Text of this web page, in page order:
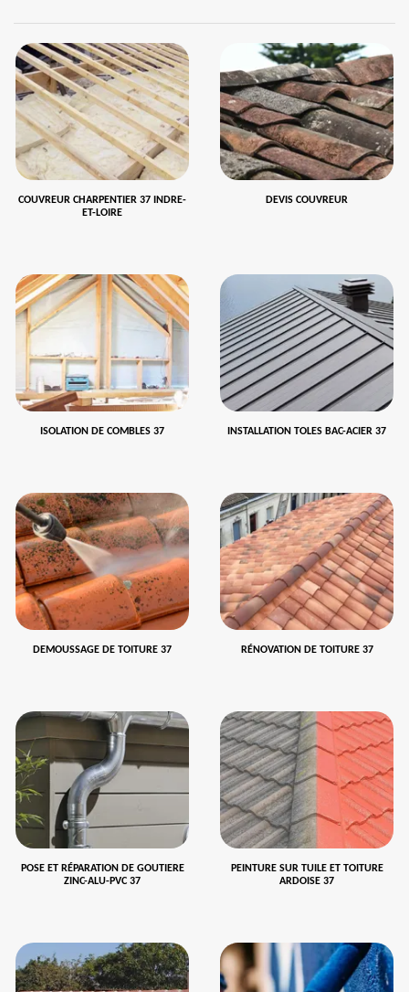
COUVREUR CHARPENTIER 37 INDRE-
ET-LOIRE
DEVIS COUVREUR
ISOLATION DE COMBLES 37 INSTALLATION TOLES BAC-ACIER 37
DEMOUSSAGE DE TOITURE 37 RÉNOVATION DE TOITURE 37
POSE ET RÉPARATION DE GOUTIERE
ZINC-ALU-PVC 37
PEINTURE SUR TUILE ET TOITURE
ARDOISE 37